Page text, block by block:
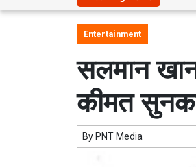
Entertainment
सलमान
कीमत
By PNT Media